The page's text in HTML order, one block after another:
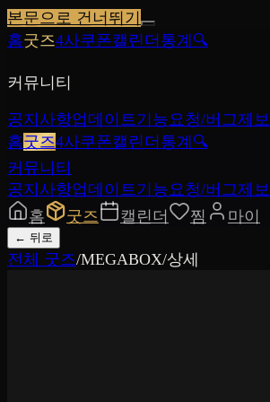
본문으로 건너뛰기
홈굿즈4사쿠폰캘린더 통계 🔍
커뮤니티
공지사항업데이트기능요청/버그제보
홈굿즈4사쿠폰캘린더 통계 🔍
커뮤니티
공지사항업데이트기능요청/버그제보
홈
굿즈 캘린더 찜 마이
← 뒤로
전체 굿즈/MEGABOX/상세